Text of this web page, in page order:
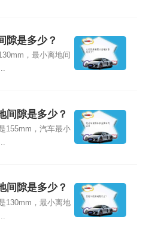
隙是多少？
，最小离地间
间隙是多少？
155mm，汽车最小
间隙是多少？
130mm，最小离地